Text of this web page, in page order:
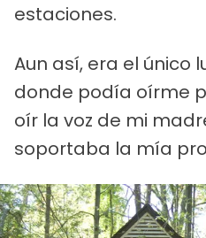
estaciones.
Aun así, era el único
donde podía oírme
oír la voz de mi
soportaba la mía